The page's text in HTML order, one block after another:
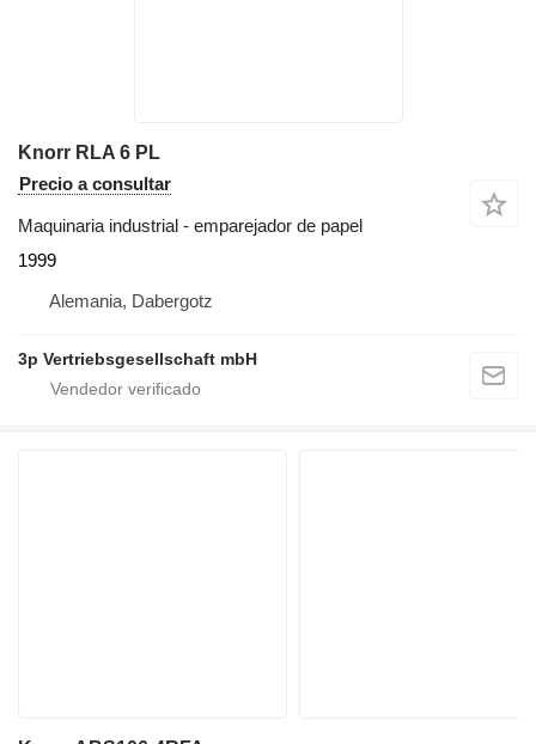
Knorr RLA 6 PL
Precio a consultar
Maquinaria industrial - emparejador de papel
1999
Alemania, Dabergotz
3p Vertriebsgesellschaft mbH